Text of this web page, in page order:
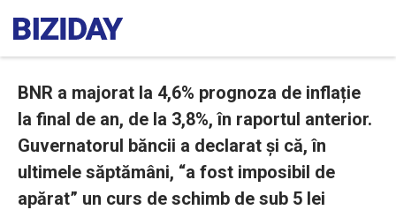
BNR a majorat la 4,6% prognoza de inflație
la final de an, de la 3,8%, în raportul anterior.
Guvernatorul băncii a declarat și că, în
ultimele săptămâni, “a fost imposibil de
apărat” un curs de schimb de sub 5 lei